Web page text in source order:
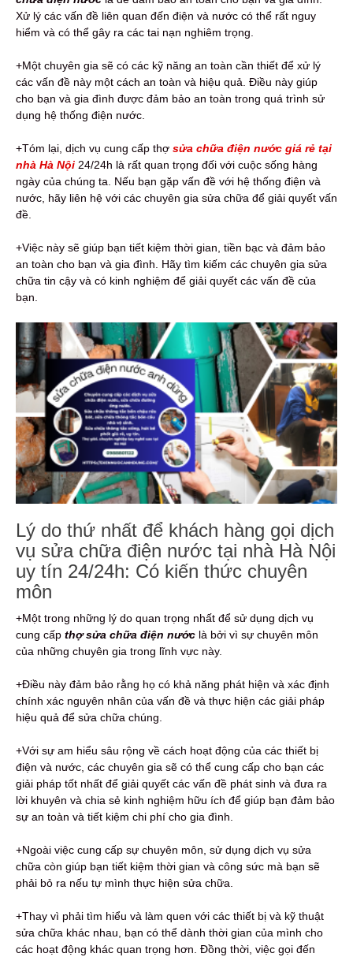
Xử lý các vấn đề liên quan đến điện và nước có thể rất nguy
hiểm và có thể gây ra các tai nạn nghiêm trọng.
+Một chuyên gia sẽ có các kỹ năng an toàn cần thiết để xử lý
các vấn đề này một cách an toàn và hiệu quả. Điều này giúp
cho bạn và gia đình được đảm bảo an toàn trong quá trình sử
dụng hệ thống điện nước.
+Tóm lại, dịch vụ cung cấp thợ sửa chữa điện nước giá rẻ tại
nhà Hà Nội 24/24h là rất quan trọng đối với cuộc sống hàng
ngày của chúng ta. Nếu bạn gặp vấn đề với hệ thống điện và
nước, hãy liên hệ với các chuyên gia sửa chữa để giải quyết vấn
đề.
+Việc này sẽ giúp bạn tiết kiệm thời gian, tiền bạc và đảm bảo
an toàn cho bạn và gia đình. Hãy tìm kiếm các chuyên gia sửa
chữa tin cậy và có kinh nghiệm để giải quyết các vấn đề của
bạn.
Lý do thứ nhất để khách hàng gọi dịch
vụ sửa chữa điện nước tại nhà Hà Nội
uy tín 24/24h: Có kiến thức chuyên
môn
+Một trong những lý do quan trọng nhất để sử dụng dịch vụ
cung cấp thợ sửa chữa điện nước là bởi vì sự chuyên môn
của những chuyên gia trong lĩnh vực này.
+Điều này đảm bảo rằng họ có khả năng phát hiện và xác định
chính xác nguyên nhân của vấn đề và thực hiện các giải pháp
hiệu quả để sửa chữa chúng.
+Với sự am hiểu sâu rộng về cách hoạt động của các thiết bị
điện và nước, các chuyên gia sẽ có thể cung cấp cho bạn các
giải pháp tốt nhất để giải quyết các vấn đề phát sinh và đưa ra
lời khuyên và chia sẻ kinh nghiệm hữu ích để giúp bạn đảm bảo
sự an toàn và tiết kiệm chi phí cho gia đình.
+Ngoài việc cung cấp sự chuyên môn, sử dụng dịch vụ sửa
chữa còn giúp bạn tiết kiệm thời gian và công sức mà bạn sẽ
phải bỏ ra nếu tự mình thực hiện sửa chữa.
+Thay vì phải tìm hiểu và làm quen với các thiết bị và kỹ thuật
sửa chữa khác nhau, bạn có thể dành thời gian của mình cho
các hoạt động khác quan trọng hơn. Đồng thời, việc gọi đến